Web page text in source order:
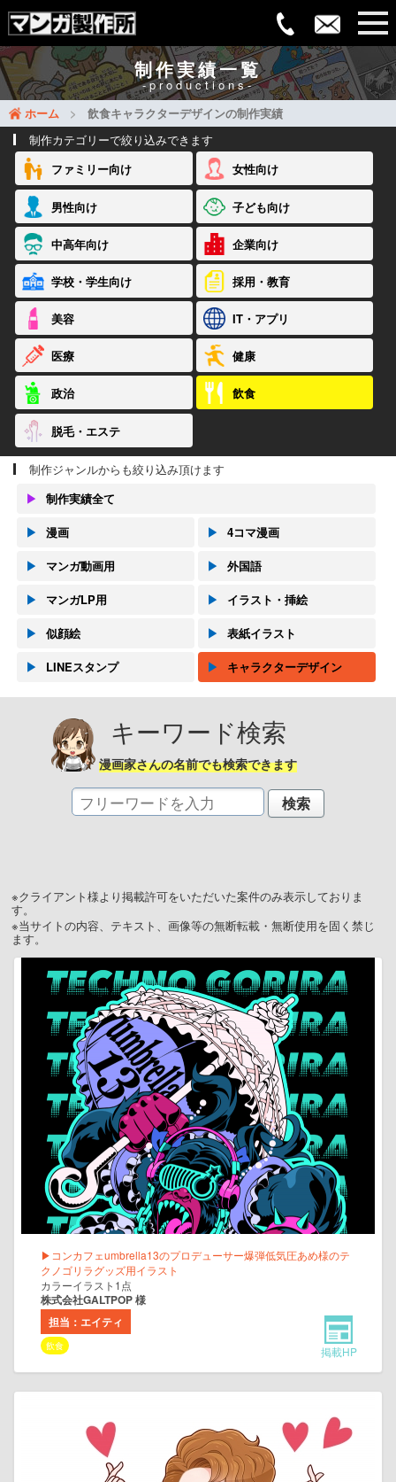
制作実績一覧
-productions-
ホーム
飲食キャラクターデザインの制作実績
制作カテゴリーで絞り込みできます
ファミリー向け
女性向け
男性向け 子ども向け
中高年向け 企業向け
学校・学生向け 採用・教育
美容 IT・アプリ
医療 健康
政治 飲食
脱毛・エステ
制作ジャンルからも絞り込み頂けます
▶
制作実績全て
▶ 漫画 ▶ 4コマ漫画
▶ マンガ動画用 ▶ 外国語
▶ マンガLP用 ▶ イラスト・挿絵
▶ 似顔絵 ▶ 表紙イラスト
▶ LINEスタンプ ▶ キャラクターデザイン
キーワード検索
漫画家さんの名前でも検索できます
※クライアント様より掲載許可をいただいた案件のみ表示しておりま
す。
※当サイトの内容、テキスト、画像等の無断転載・無断使用を固く禁じ
ます。
▶コンカフェumbrella13のプロデューサー爆弾低気圧あめ様のテ
クノゴリラグッズ用イラスト
カラーイラスト1点
株式会社GALTPOP 様
担当：エイティ
飲食 掲載HP